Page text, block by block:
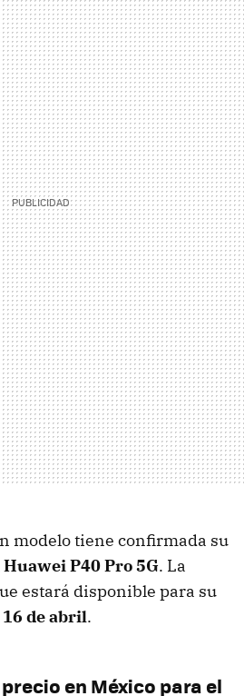
modelo tiene confirmada su
Huawei P40 Pro 5G. La
estará disponible para su
16 de abril.
en México para el